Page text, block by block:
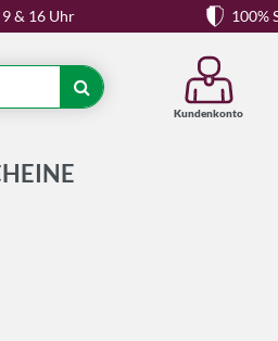
& 16 Uhr 100%
Kundenkonto